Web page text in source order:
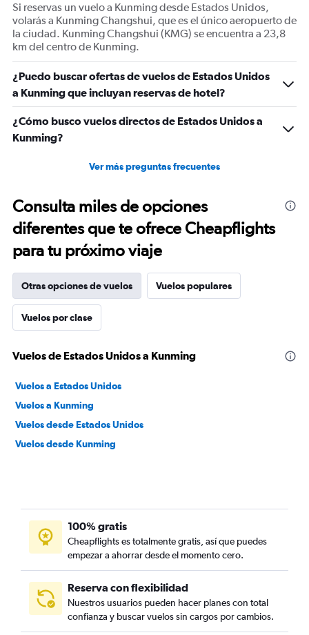
values.
Range:
0
to
Si reservas un vuelo a Kunming desde Estados Unidos,
volarás a Kunming Changshui, que es el único aeropuerto de
la ciudad. Kunming Changshui (KMG) se encuentra a 23,8
km del centro de Kunming.
¿Puedo buscar ofertas de vuelos de Estados Unidos
a Kunming que incluyan reservas de hotel?
¿Cómo busco vuelos directos de Estados Unidos a
Kunming?
Ver más preguntas frecuentes
Consulta miles de opciones
diferentes que te ofrece Cheapflights
para tu próximo viaje
Otras opciones de vuelos Vuelos populares
Vuelos por clase
Vuelos de Estados Unidos a Kunming
Vuelos a Estados Unidos
Vuelos a Kunming
Vuelos desde Estados Unidos
Vuelos desde Kunming
100% gratis
Cheapflights es totalmente gratis, así que puedes
empezar a ahorrar desde el momento cero.
Reserva con flexibilidad
Nuestros usuarios pueden hacer planes con total
confianza y buscar vuelos sin cargos por cambios.